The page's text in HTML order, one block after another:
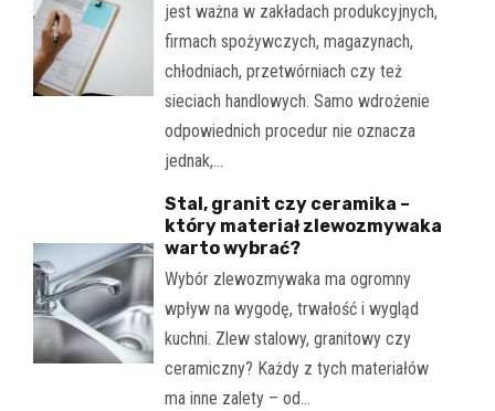
jest ważna w zakładach produkcyjnych,
firmach spożywczych, magazynach,
chłodniach, przetwórniach czy też
sieciach handlowych. Samo wdrożenie
odpowiednich procedur nie oznacza
jednak,…
Stal, granit czy ceramika –
który materiał zlewozmywaka
warto wybrać?
Wybór zlewozmywaka ma ogromny
wpływ na wygodę, trwałość i wygląd
kuchni. Zlew stalowy, granitowy czy
ceramiczny? Każdy z tych materiałów
ma inne zalety – od…